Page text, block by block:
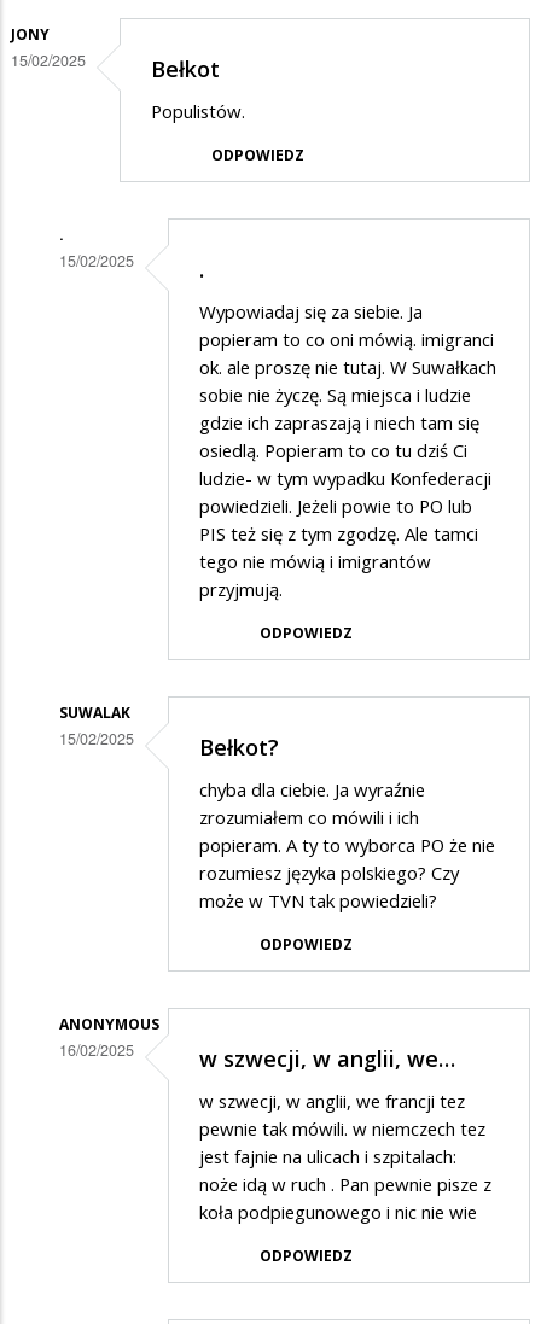
JONY
15/02/2025 Bełkot
Populistów.
ODPOWIEDZ
.
15/02/2025 .
Wypowiadaj się za siebie. Ja
popieram to co oni mówią. imigranci
ok. ale proszę nie tutaj. W Suwałkach
sobie nie życzę. Są miejsca i ludzie
gdzie ich zapraszają i niech tam się
osiedlą. Popieram to co tu dziś Ci
ludzie- w tym wypadku Konfederacji
powiedzieli. Jeżeli powie to PO lub
PIS też się z tym zgodzę. Ale tamci
tego nie mówią i imigrantów
przyjmują.
ODPOWIEDZ
SUWALAK
15/02/2025 Bełkot?
chyba dla ciebie. Ja wyraźnie
zrozumiałem co mówili i ich
popieram. A ty to wyborca PO że nie
rozumiesz języka polskiego? Czy
może w TVN tak powiedzieli?
ODPOWIEDZ
ANONYMOUS
16/02/2025 w szwecji, w anglii, we…
w szwecji, w anglii, we francji tez
pewnie tak mówili. w niemczech tez
jest fajnie na ulicach i szpitalach:
noże idą w ruch . Pan pewnie pisze z
koła podpiegunowego i nic nie wie
ODPOWIEDZ